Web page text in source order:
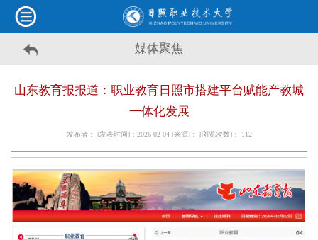
媒体聚焦
山东教育报报道：职业教育日照市搭建平台赋能产教城
一体化发展
发布者： [发表时间]：2026-02-04 [来源]： [浏览次数]： 112